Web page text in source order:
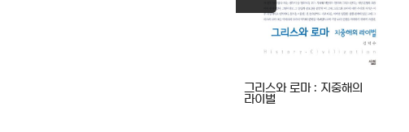
그리스와 로마 : 지중해의
라이벌